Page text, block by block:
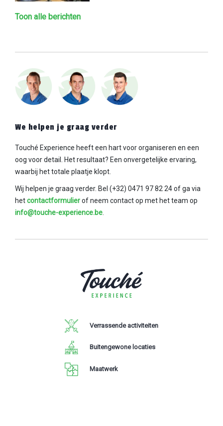
Toon alle berichten
We helpen je graag verder
Touché Experience heeft een hart voor organiseren en een
oog voor detail. Het resultaat? Een onvergetelijke ervaring,
waarbij het totale plaatje klopt.
Wij helpen je graag verder. Bel (+32) 0471 97 82 24of ga via
hetcontactformulierof neem contact op met het team op
info@touche-experience.be.
Verrassende activiteiten
Buitengewone locaties
Maatwerk